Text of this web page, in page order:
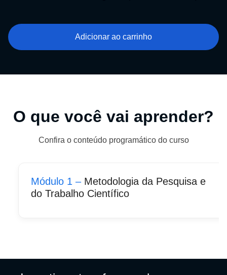
Adicionar ao carrinho
O que você vai aprender?
Confira o conteúdo programático do curso
Módulo 1 – Metodologia da Pesquisa e
do Trabalho Científico